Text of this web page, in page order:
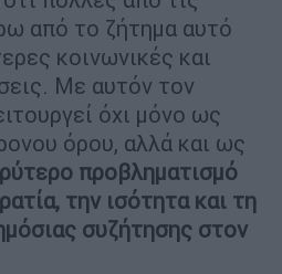
από το ζήτημα αυτό
κοινωνικές και
Με αυτόν τον
όχι μόνο ως
όρου, αλλά και ως
προβληματισμό
την ισότητα και τη
συζήτησης στον